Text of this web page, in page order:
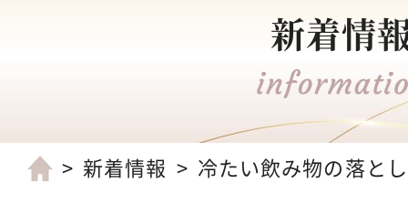
新着情
新着情報 冷たい飲み物の落と